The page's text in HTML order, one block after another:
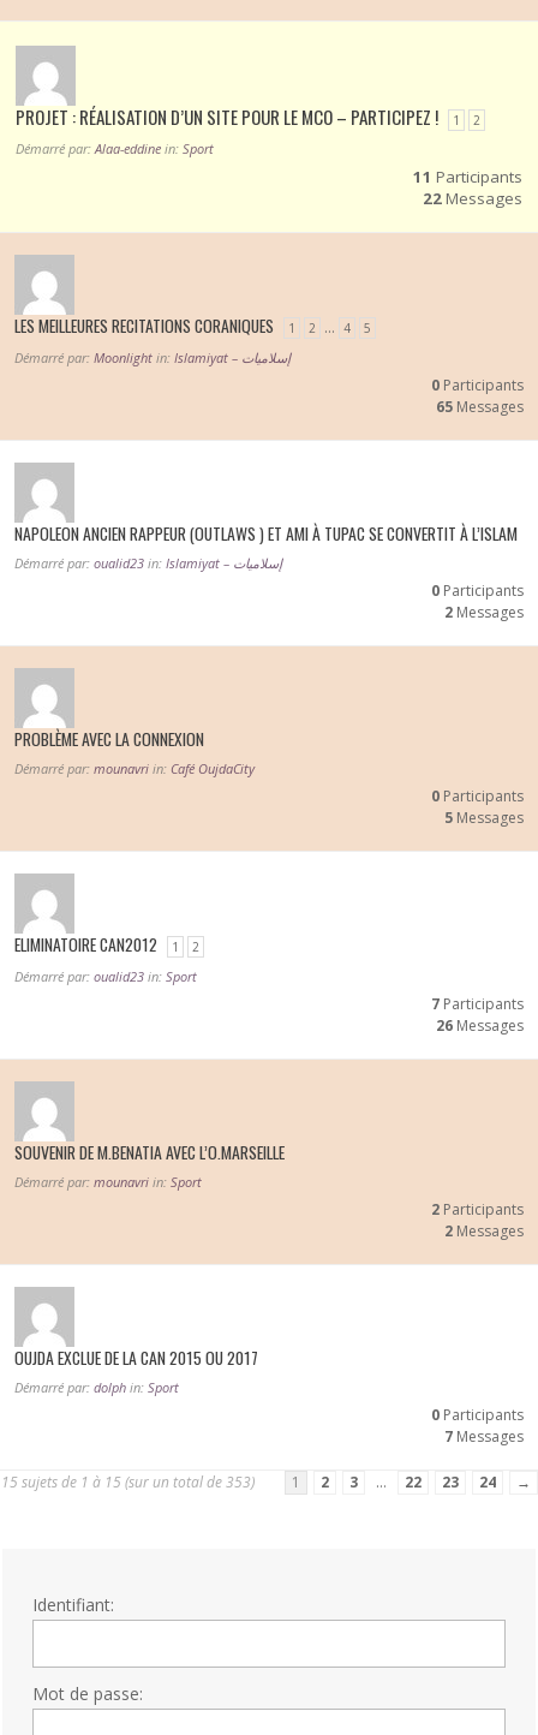
PROJET : RÉALISATION D’UN SITE POUR LE MCO – PARTICIPEZ ! 1 2
Démarré par:Alaa-eddine in: Sport
11 Participants
22Messages
LES MEILLEURES RECITATIONS CORANIQUES 1 2 … 4 5
Démarré par: Moonlight in: Islamiyat – إسلاميات
0 Participants
65 Messages
NAPOLEON ANCIEN RAPPEUR (OUTLAWS ) ET AMI À TUPAC SE CONVERTIT À L’ISLAM
Démarré par: oualid23 in: Islamiyat – إسلاميات
0 Participants
2 Messages
PROBLÈME AVEC LA CONNEXION
Démarré par: mounavri in: Café OujdaCity
0 Participants
5 Messages
ELIMINATOIRE CAN2012 1 2
Démarré par: oualid23 in: Sport
7 Participants
26 Messages
SOUVENIR DE M.BENATIA AVEC L’O.MARSEILLE
Démarré par: mounavri in: Sport
2 Participants
2 Messages
OUJDA EXCLUE DE LA CAN 2015 OU 2017
Démarré par: dolph in: Sport
0 Participants
7 Messages
15 sujets de 1 à 15 (sur un total de 353) 1 2 3 … 22 23 24 →
Identifiant:
Mot de passe: